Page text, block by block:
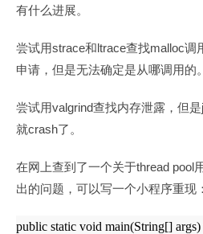
有什么进展。
尝试用strace和ltrace查找malloc调
申请，但是无法确定是从哪调用的。
尝试用valgrind查找内存泄露，但是
就crash了。
在网上查到了一个关于thread pool
出的问题，可以写一个小程序重现：
public static void main(String[]